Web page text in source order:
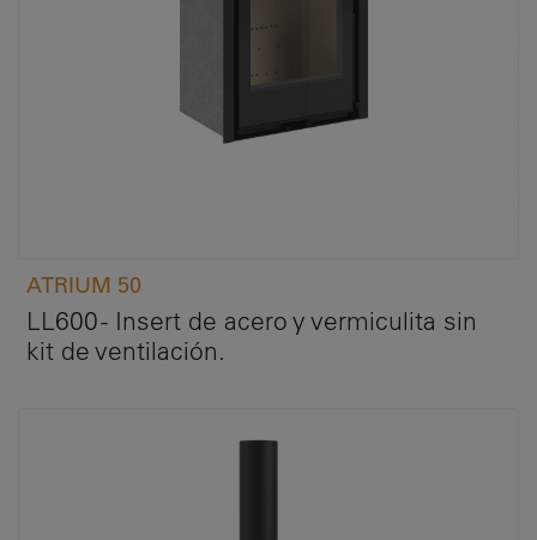
ATRIUM 50
LL600 - Insert de acero y vermiculita sin
kit de ventilación.